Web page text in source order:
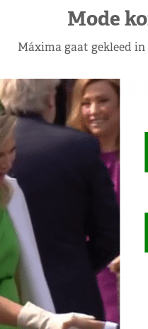
Mode
Máxima gaat gekleed